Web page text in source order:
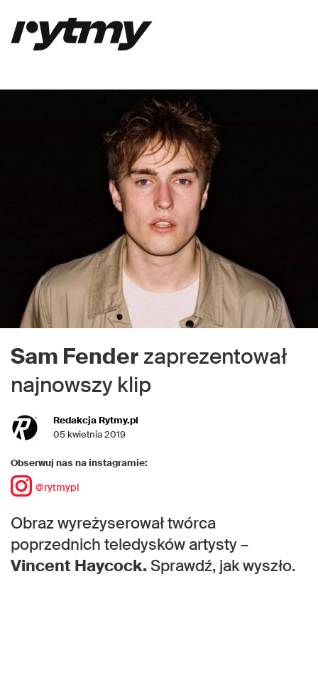
Sam Fender zaprezentował
najnowszy klip
Redakcja Rytmy.pl
05 kwietnia 2019
Obserwuj nas na instagramie:
@rytmypl
Obraz wyreżyserował twórca
poprzednich teledysków artysty –
Vincent Haycock.Sprawdź, jak wyszło.